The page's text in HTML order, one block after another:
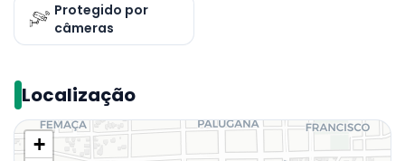
Protegido por
câmeras
Localização
+